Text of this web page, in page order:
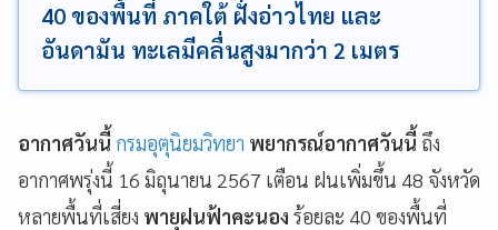
40 ของพื้นที่ ภาคใต้ ฝั่งอ่าวไทย และ
อันดามัน ทะเลมีคลื่นสูงมากว่า 2 เมตร
อากาศวันนี้ กรมอุตุนิยมวิทยา พยากรณ์อากาศวันนี้ ถึง
อากาศพรุ่งนี้ 16 มิถุนายน 2567 เตือน ฝนเพิ่มขึ้น 48 จังหวัด
หลายพื้นที่เสี่ยง พายุฝนฟ้าคะนอง ร้อยละ 40 ของพื้นที่